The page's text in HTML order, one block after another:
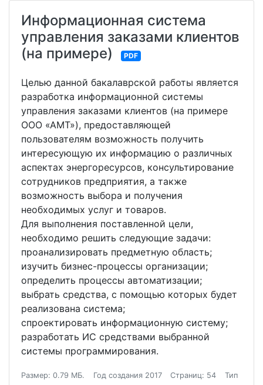
Информационная система
управления заказами клиентов
(на примере)
PDF
Целью данной бакалаврской работы является
разработка информационной системы
управления заказами клиентов (на примере
ООО «АМТ»), предоставляющей
пользователям возможность получить
интересующую их информацию о различных
аспектах энергоресурсов, консультирование
сотрудников предприятия, а также
возможность выбора и получения
необходимых услуг и товаров.
Для выполнения поставленной цели,
необходимо решить следующие задачи:
проанализировать предметную область;
изучить бизнес-процессы организации;
определить процессы автоматизации;
выбрать средства, с помощью которых будет
реализована система;
спроектировать информационную систему;
разработать ИС средствами выбранной
системы программирования.
Размер: 0.79 МБ. Год создания 2017 Страниц: 54
Тип